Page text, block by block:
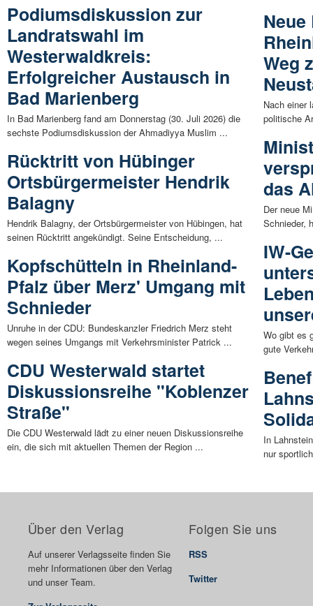
Podiumsdiskussion zur
Landratswahl im
Westerwaldkreis:
Erfolgreicher Austausch in
Bad Marienberg
In Bad Marienberg fand am Donnerstag (30. Juli 2026) die
sechste Podiumsdiskussion der Ahmadiyya Muslim ...
Rücktritt von Hübinger
Ortsbürgermeister Hendrik
Balagny
Hendrik Balagny, der Ortsbürgermeister von Hübingen, hat
seinen Rücktritt angekündigt. Seine Entscheidung, ...
Kopfschütteln in Rheinland-
Pfalz über Merz' Umgang mit
Schnieder
Unruhe in der CDU: Bundeskanzler Friedrich Merz steht
wegen seines Umgangs mit Verkehrsminister Patrick ...
CDU Westerwald startet
Diskussionsreihe "Koblenzer
Straße"
Die CDU Westerwald lädt zu einer neuen Diskussionsreihe
ein, die sich mit aktuellen Themen der Region ...
Weg
Nach einer
politische
das
Der neue
Schnieder,
IW-
Wo gibt es
gute
In
nur
Über den Verlag
Auf unserer Verlagsseite finden Sie
mehr Informationen über den Verlag
und unser Team.
Folgen Sie uns
RSS
Twitter